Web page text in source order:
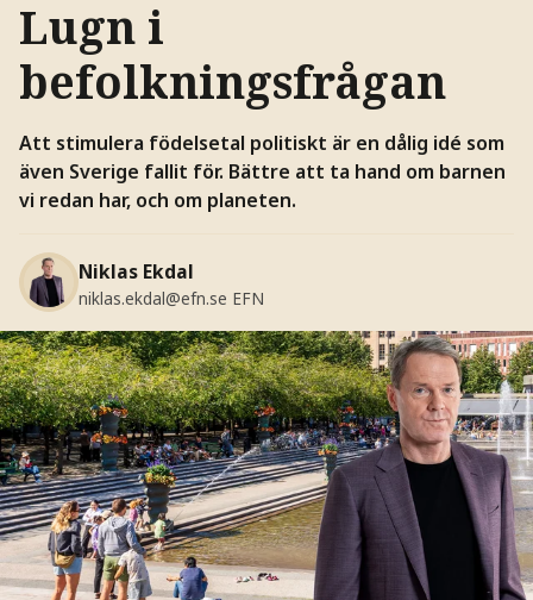
Lugn i
befolkningsfrågan
Att stimulera födelsetal politiskt är en dålig idé som
även Sverige fallit för. Bättre att ta hand om barnen
vi redan har, och om planeten.
Niklas Ekdal
niklas.ekdal@efn.se EFN